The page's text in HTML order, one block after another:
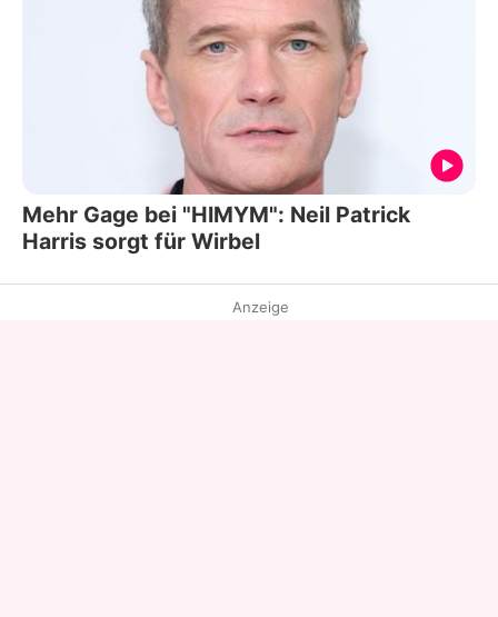
Mehr Gage bei "HIMYM": Neil Patrick
Harris sorgt für Wirbel
Anzeige